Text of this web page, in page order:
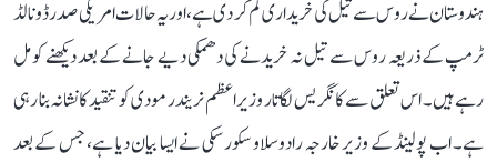
ہندوستان نے روس سے تیل کی خریداری کم کر دی ہے، اور یہ حالات امریکی صدر ڈونالڈ
ٹرمپ کے ذریعہ روس سے تیل نہ خریدنے کی دھمکی دیے جانے کے بعد دیکھنے کو مل
رہے ہیں۔ اس تعلق سے کانگریس لگاتار وزیر اعظم نریندر مودی کو تنقید کا نشانہ بنا رہی
ہے۔ اب پولینڈ کے وزیر خارجہ رادوسلاو سکورسکی نے ایسا بیان دیا ہے، جس کے بعد